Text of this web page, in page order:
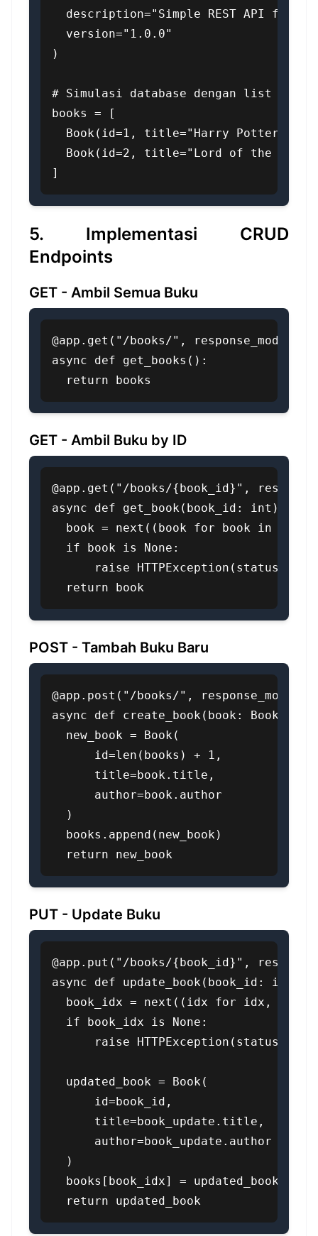
description="Simple REST API for
  version="1.0.0"
)
# Simulasi database dengan list
books = [
Book(id=1, title="Harry Potter",
Book(id=2, title="Lord of the
]
5. Implementasi CRUD
Endpoints
GET - Ambil Semua Buku
@app.get("/books/",
async def get_books():
  return books
GET - Ambil Buku by ID
@app.get("/books/{book_id}",
async def get_book(book_id: int):
book = next((book for book in
  if book is None:
raise
  return book
POST - Tambah Buku Baru
@app.post("/books/",
async def create_book(book:
  new_book = Book(
      id=len(books) + 1,
      title=book.title,
      author=book.author
  )
  books.append(new_book)
  return new_book
PUT - Update Buku
@app.put("/books/{book_id}",
async def update_book(book_id: int,
book_idx = next((idx for idx, book
  if book_idx is None:
raise
  updated_book = Book(
      id=book_id,
      title=book_update.title,
      author=book_update.author
  )
  books[book_idx] = updated_book
  return updated_book